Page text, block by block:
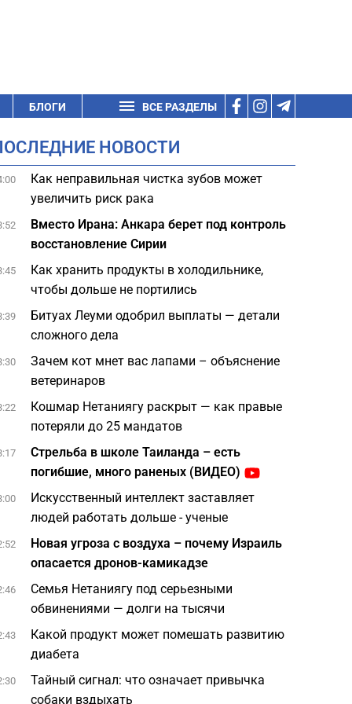
БЛОГИ ВСЕ РАЗДЕЛЫ
НОВОСТИ
Как неправильная чистка зубов может
увеличить риск рака
Вместо Ирана: Анкара берет под контроль
восстановление Сирии
Как хранить продукты в холодильнике,
чтобы дольше не портились
Битуах Леуми одобрил выплаты — детали
сложного дела
Зачем кот мнет вас лапами – объяснение
ветеринаров
Кошмар Нетаниягу раскрыт — как правые
потеряли до 25 мандатов
Стрельба в школе Таиланда – есть
погибшие, много раненых (ВИДЕО)
Искусственный интеллект заставляет
людей работать дольше - ученые
Новая угроза с воздуха – почему Израиль
опасается дронов-камикадзе
Семья Нетаниягу под серьезными
обвинениями — долги на тысячи
Какой продукт может помешать развитию
диабета
Тайный сигнал: что означает привычка
собаки вздыхать